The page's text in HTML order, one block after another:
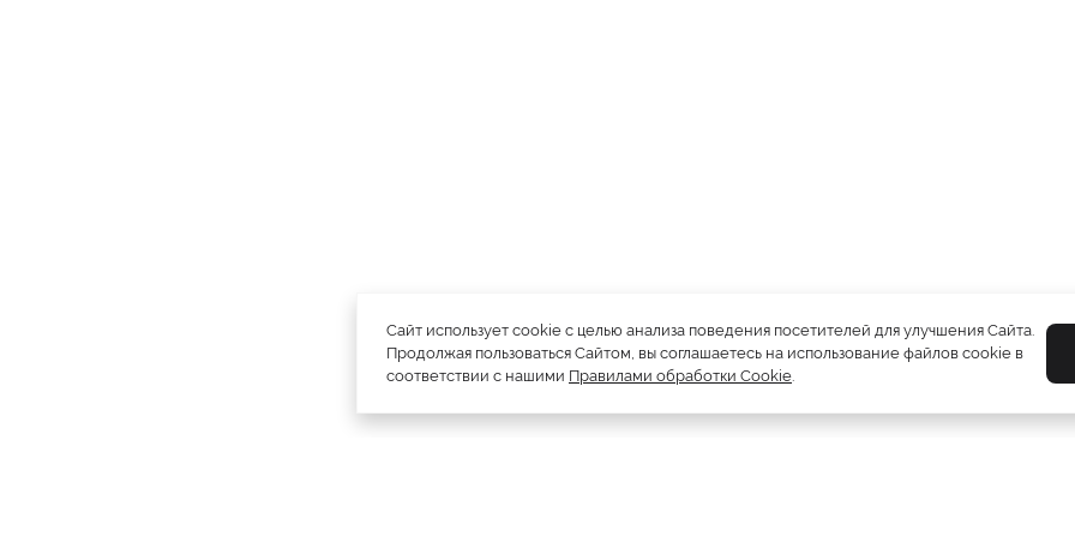
Сайт использует cookie с целью анализа поведения посетителей для улучшения Сайта.
Продолжая пользоваться Сайтом, вы соглашаетесь на использование файлов cookie в
соответствии с нашими Правилами обработки Cookie.